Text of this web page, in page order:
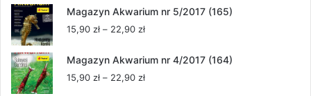
od
Magazyn Akwarium nr 5/2017 (165)
15,90 zł – 22,90 złZakres
od
Magazyn Akwarium nr 4/2017 (164)
15,90 zł – 22,90 złZakres